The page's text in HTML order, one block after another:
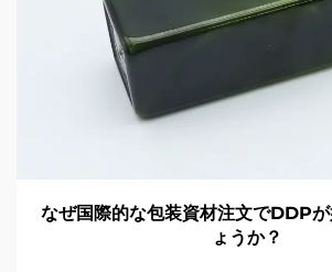
なぜ国際的な包装資材注文でDDP
ょうか？